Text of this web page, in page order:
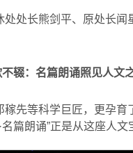
处长熊剑平、原处长
不辍：名篇朗诵照见人文
先等科学巨匠，更孕
篇朗诵”正是从这座人文